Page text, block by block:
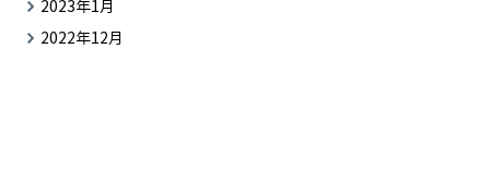
2023年1月
2022年12月